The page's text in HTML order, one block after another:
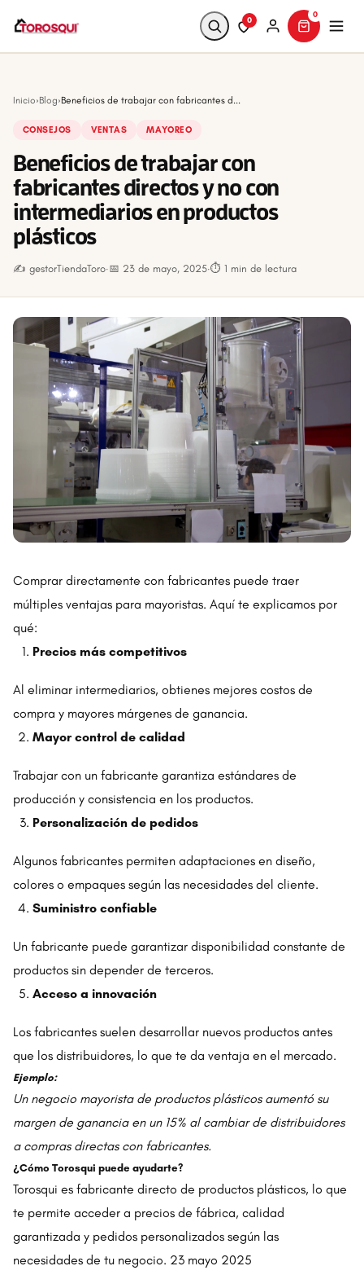
0
0
Inicio›Blog›Beneficios de trabajar con fabricantes d...
CONSEJOS VENTAS MAYOREO
Beneficios de trabajar con
fabricantes directos y no con
intermediarios en productos
plásticos
✍️ gestorTiendaToro·📅 23 de mayo, 2025·⏱ 1 min de lectura
Comprar directamente con fabricantes puede traer
múltiples ventajas para mayoristas. Aquí te explicamos por
qué:
Precios más competitivos
Al eliminar intermediarios, obtienes mejores costos de
compra y mayores márgenes de ganancia.
Mayor control de calidad
Trabajar con un fabricante garantiza estándares de
producción y consistencia en los productos.
Personalización de pedidos
Algunos fabricantes permiten adaptaciones en diseño,
colores o empaques según las necesidades del cliente.
Suministro confiable
Un fabricante puede garantizar disponibilidad constante de
productos sin depender de terceros.
Acceso a innovación
Los fabricantes suelen desarrollar nuevos productos antes
que los distribuidores, lo que te da ventaja en el mercado.
Ejemplo:
Un negocio mayorista de productos plásticos aumentó su
margen de ganancia en un 15% al cambiar de distribuidores
a compras directas con fabricantes.
¿Cómo Torosqui puede ayudarte?
Torosqui es fabricante directo de productos plásticos, lo que
te permite acceder a precios de fábrica, calidad
garantizada y pedidos personalizados según las
necesidades de tu negocio. 23 mayo 2025